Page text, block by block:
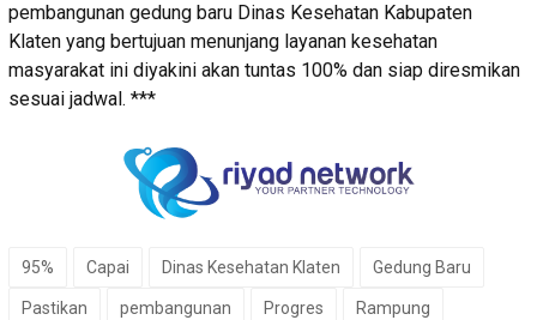
pembangunan gedung baru Dinas Kesehatan Kabupaten
Klaten yang bertujuan menunjang layanan kesehatan
masyarakat ini diyakini akan tuntas 100% dan siap diresmikan
sesuai jadwal. ***
95% Capai Dinas Kesehatan Klaten Gedung Baru
Pastikan pembangunan Progres Rampung